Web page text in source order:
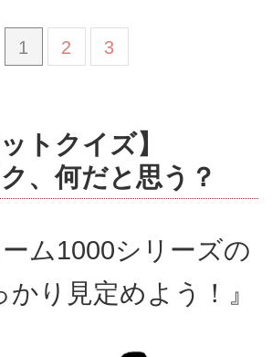
1 2 3
トクイズ】
、何だと思う？
ーム1000シリーズの
り見定めよう！』